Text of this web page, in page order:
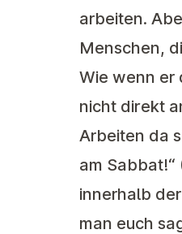
arbeiten.
Menschen,
Wie wenn er
nicht direkt
Arbeiten da
am Sabbat!“
innerhalb
man euch